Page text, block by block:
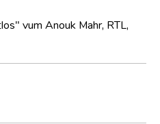
vum Anouk Mahr, RTL,